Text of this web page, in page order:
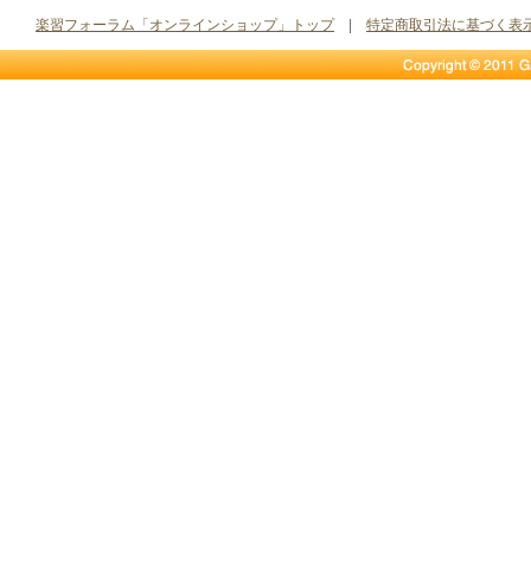
楽習フォーラム「オンラインショップ」トップ| 特定商取引法に基づく表